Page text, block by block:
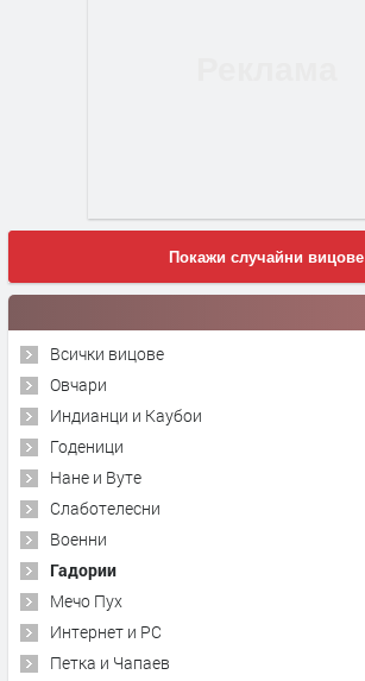
Покажи случайни вицове
Всички вицове
Овчари
Индианци и Каубои
Годеници
Нане и Вуте
Слаботелесни
Военни
Гадории
Мечо Пух
Интернет и PC
Петка и Чапаев